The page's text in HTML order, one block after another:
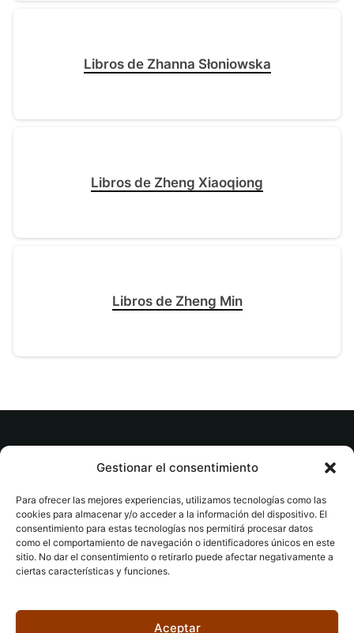
Gestionar el consentimiento
Para ofrecer las mejores experiencias, utilizamos tecnologías como las
cookies para almacenar y/o acceder a la información del dispositivo. El
consentimiento para estas tecnologías nos permitirá procesar datos
como el comportamiento de navegación o identificadores únicos en este
sitio. No dar el consentimiento o retirarlo puede afectar negativamente a
ciertas características y funciones.
Aceptar
Libros de Zhanna Słoniowska
Libros de Zheng Xiaoqiong
Libros de Zheng Min
© tuslibrosvip.com · Todos los derechos
Aviso legal|Accesibilidad